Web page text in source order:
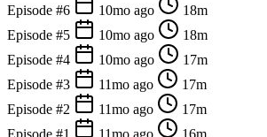
Episode #6
10mo ago
18m
Episode #5
10mo ago
18m
Episode #4
10mo ago
17m
Episode #3
11mo ago
17m
Episode #2
11mo ago
17m
Episode #1
11mo ago 16m